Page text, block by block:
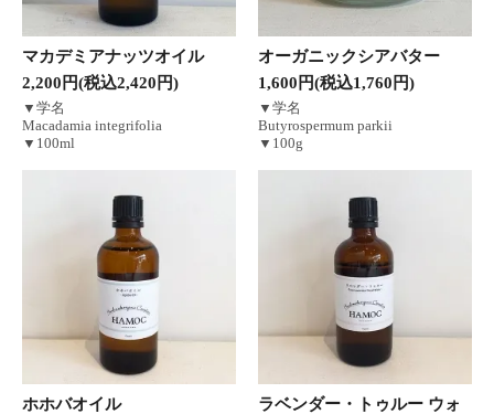
マカデミアナッツオイル
2,200円(税込2,420円)
▼学名
Macadamia integrifolia
▼100ml
オーガニックシアバター
1,600円(税込1,760円)
▼学名
Butyrospermum parkii
▼100g
ホホバオイル
ラベンダー・トゥルー ウォ